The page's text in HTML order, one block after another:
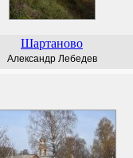
Шартаново
Александр Лебедев